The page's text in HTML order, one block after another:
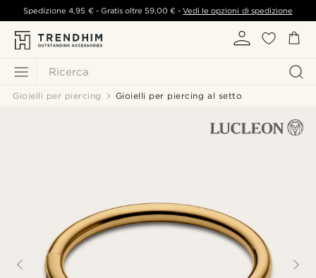
Ricerca
Spedizione4,95 €- Gratis oltre 59,00 € -Vedi le opzioni di spedizione
Gioielli per piercing Gioielli per piercing al setto